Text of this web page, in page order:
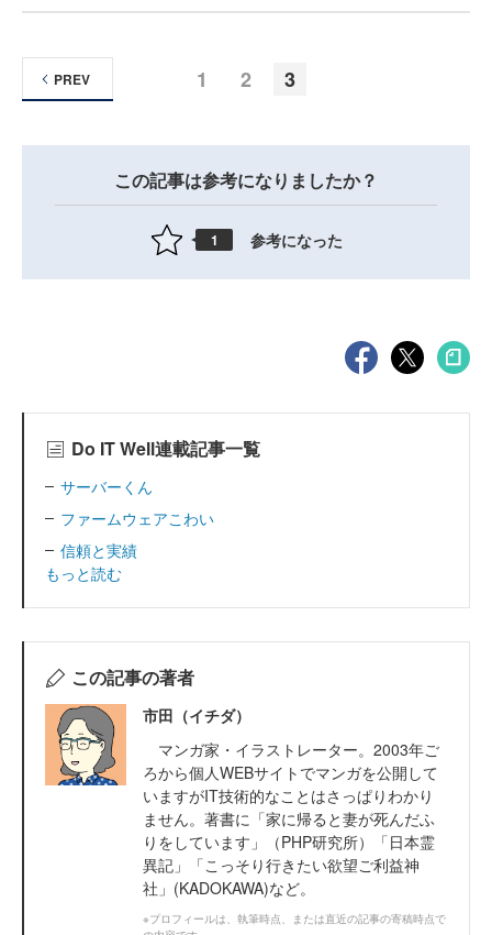
1 2 3
PREV
この記事は参考になりましたか？
1 参考になった
Do IT Well連載記事一覧
サーバーくん
ファームウェアこわい
信頼と実績
もっと読む
この記事の著者
市田（イチダ）
マンガ家・イラストレーター。2003年ご
ろから個人WEBサイトでマンガを公開して
いますがIT技術的なことはさっぱりわかり
ません。著書に「家に帰ると妻が死んだふ
りをしています」（PHP研究所）「日本霊
異記」「こっそり行きたい欲望ご利益神
社」(KADOKAWA)など。
※プロフィールは、執筆時点、または直近の記事の寄稿時点で